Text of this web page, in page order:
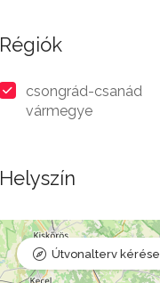
Régiók
csongrád-csanád
vármegye
Helyszín
Útvonalterv kérése